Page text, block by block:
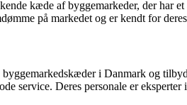
kæde af byggemarkeder, der har
på markedet og er kendt for
byggemarkedskæder i Danmark og
service. Deres personale er